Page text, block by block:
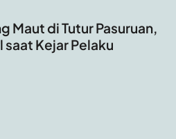
Maut di Tutur Pasuruan,
Kejar Pelaku